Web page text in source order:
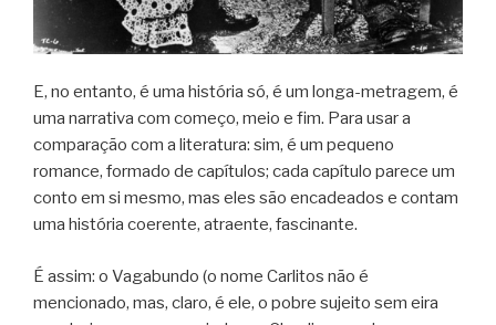
E, no entanto, é uma história só, é um longa-metragem, é
uma narrativa com começo, meio e fim. Para usar a
comparação com a literatura: sim, é um pequeno
romance, formado de capítulos; cada capítulo parece um
conto em si mesmo, mas eles são encadeados e contam
uma história coerente, atraente, fascinante.
É assim: o Vagabundo (o nome Carlitos não é
mencionado, mas, claro, é ele, o pobre sujeito sem eira